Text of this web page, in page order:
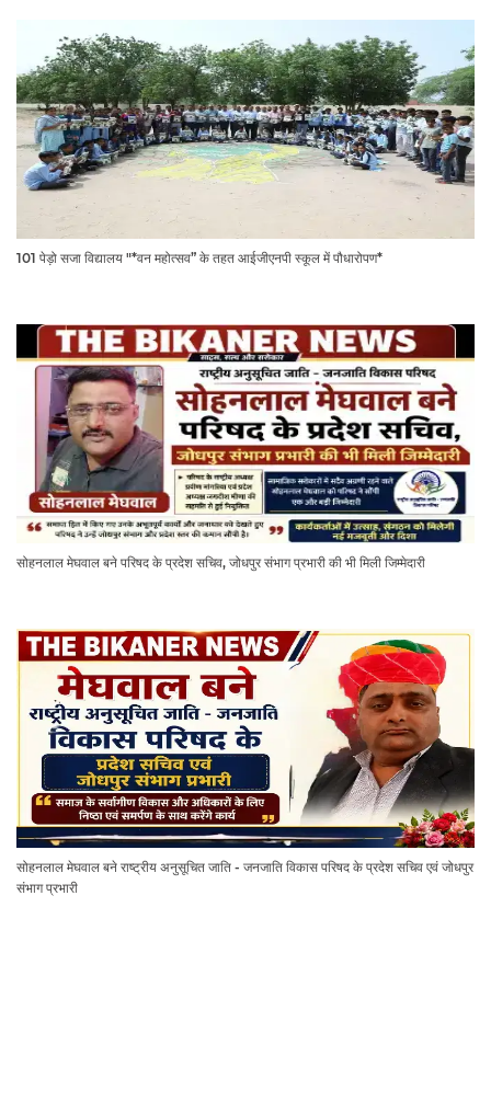
101 पेड़ो सजा विद्यालय "*वन महोत्सव” के तहत आईजीएनपी स्कूल में पौधारोपण*
सोहनलाल मेघवाल बने परिषद के प्रदेश सचिव, जोधपुर संभाग प्रभारी की भी मिली जिम्मेदारी
सोहनलाल मेघवाल बने राष्ट्रीय अनुसूचित जाति - जनजाति विकास परिषद के प्रदेश सचिव एवं जोधपुर
संभाग प्रभारी